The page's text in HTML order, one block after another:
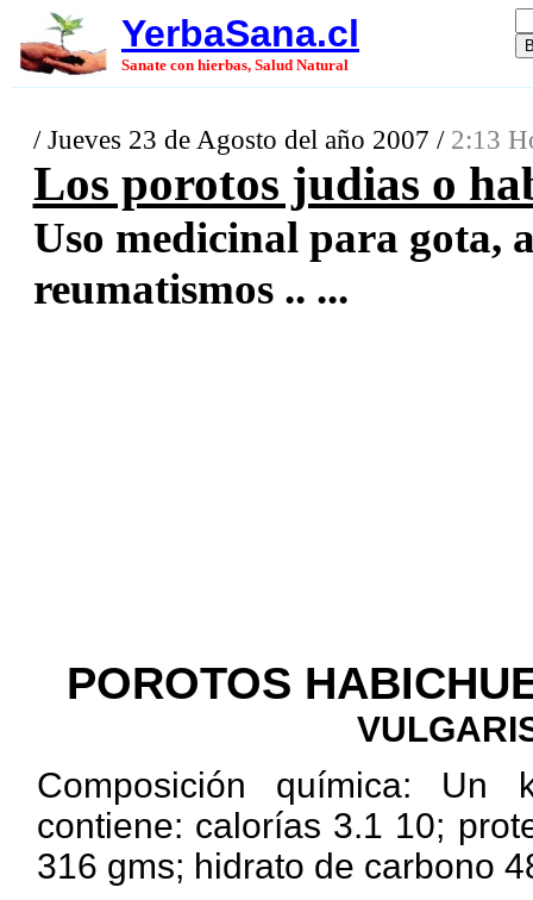
YerbaSana.cl
Sanate con hierbas, Salud Natural
/ Jueves 23 de Agosto del año 2007 / 2:13
Los porotos judias o
Uso medicinal para gota,
reumatismos .. ...
POROTOS
Composición química: Un
contiene: calorías 3.1 10;
316 gms; hidrato de carbono